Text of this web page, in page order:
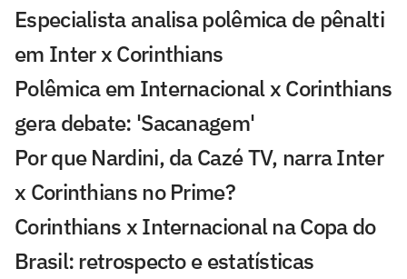
Especialista analisa polêmica de pênalti
em Inter x Corinthians
Polêmica em Internacional x Corinthians
gera debate: 'Sacanagem'
Por que Nardini, da Cazé TV, narra Inter
x Corinthians no Prime?
Corinthians x Internacional na Copa do
Brasil: retrospecto e estatísticas